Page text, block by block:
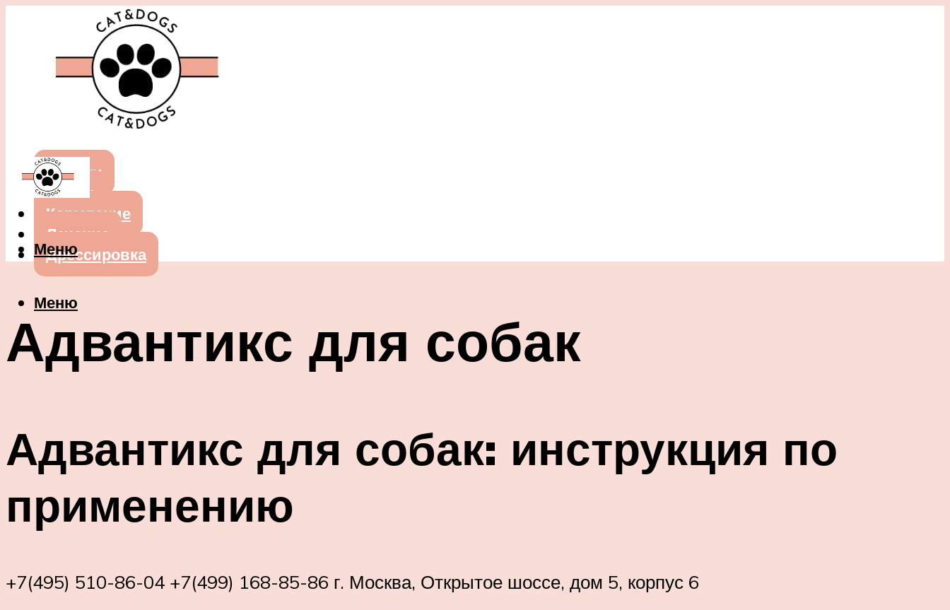
Собаки
Кошки
Кормление
Лечение
Дрессировка
Меню
Меню
Адвантикс для собак
Адвантикс для собак: инструкция по
применению
+7(495) 510-86-04 +7(499) 168-85-86 г. Москва, Открытое шоссе, дом 5, корпус 6